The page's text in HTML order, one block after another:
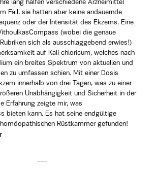
lang halfen verschiedene Arzneimittel
Fall, sie hatten aber keine andauernde
oder der Intensität des Ekzems. Eine
(wobei die genaue
sich als ausschlaggebend erwies!)
auf Kali chloricum, welches nach
ein breites Spektrum von aktuellen und
zu umfassen schien. Mit einer Dosis
innerhalb von drei Tagen, was zu einer
Unabhängigkeit und Sicherheit in der
Erfahrung zeigte mir, was
bieten kann. Es hat seine endgültige
Rüstkammer gefunden!